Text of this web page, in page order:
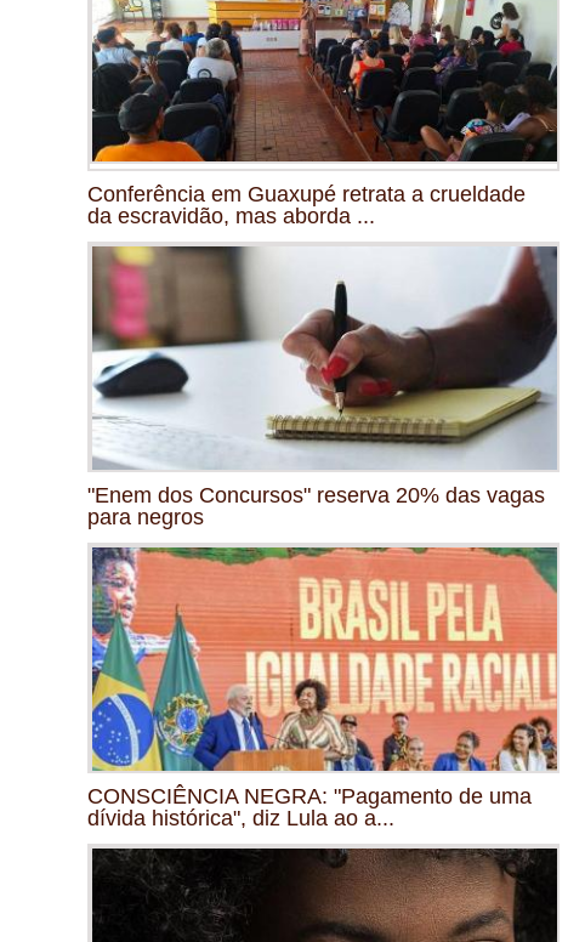
Conferência em Guaxupé retrata a crueldade
da escravidão, mas aborda ...
"Enem dos Concursos" reserva 20% das vagas
para negros
CONSCIÊNCIA NEGRA: "Pagamento de uma
dívida histórica", diz Lula ao a...